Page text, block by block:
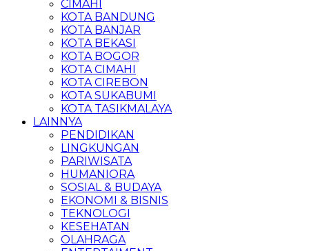
CIMAHI
KOTA BANDUNG
KOTA BANJAR
KOTA BEKASI
KOTA BOGOR
KOTA CIMAHI
KOTA CIREBON
KOTA SUKABUMI
KOTA TASIKMALAYA
LAINNYA
PENDIDIKAN
LINGKUNGAN
PARIWISATA
HUMANIORA
SOSIAL & BUDAYA
EKONOMI & BISNIS
TEKNOLOGI
KESEHATAN
OLAHRAGA